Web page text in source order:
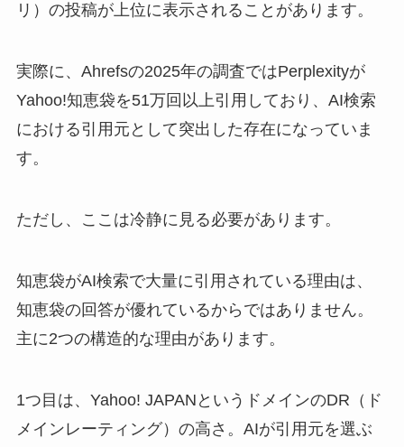
リ）の投稿が上位に表示されることがあります。
実際に、Ahrefsの2025年の調査ではPerplexityが
Yahoo!知恵袋を51万回以上引用しており、AI検索
における引用元として突出した存在になっていま
す。
ただし、ここは冷静に見る必要があります。
知恵袋がAI検索で大量に引用されている理由は、
知恵袋の回答が優れているからではありません。
主に2つの構造的な理由があります。
1つ目は、Yahoo! JAPANというドメインのDR（ド
メインレーティング）の高さ。AIが引用元を選ぶ